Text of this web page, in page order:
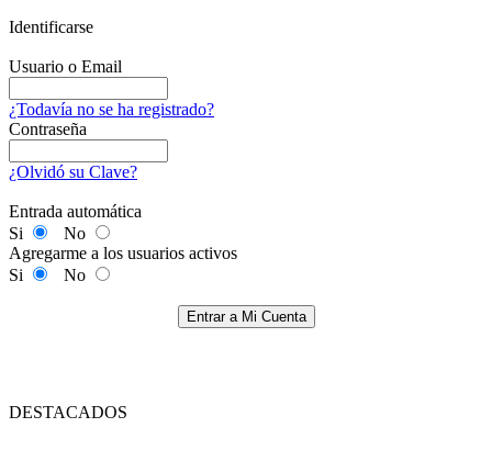
Identificarse
Usuario o Email
¿Todavía no se ha registrado?
Contraseña
¿Olvidó su Clave?
Entrada automática
Si
No
Agregarme a los usuarios activos
Si
No
Entrar a Mi Cuenta
DESTACADOS